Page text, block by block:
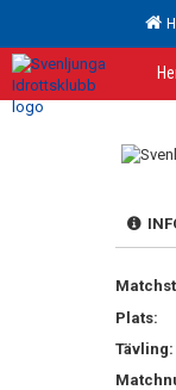
Plats:
Tävling: